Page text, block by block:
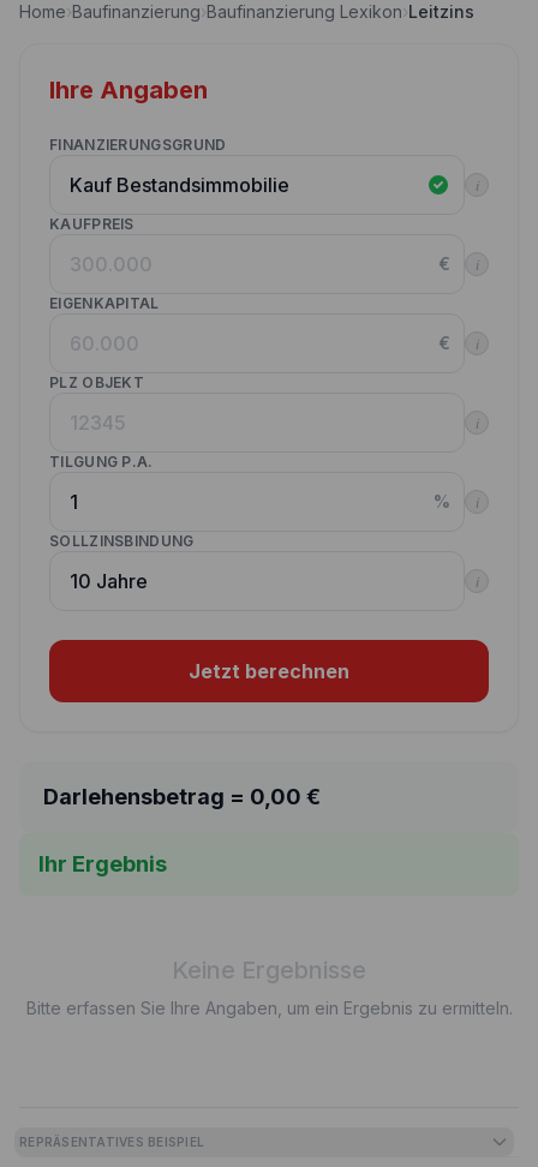
Nebenkostenrechner
Partner werden
Websitetools Baufinanzierung
Unsere Produktpartner
Kontakt
Home›Baufinanzierung›Baufinanzierung Lexikon›Leitzins
Ihre Angaben
FINANZIERUNGSGRUND
i
KAUFPREIS
€ i
EIGENKAPITAL
€ i
PLZ OBJEKT
i
TILGUNG P.A.
% i
SOLLZINSBINDUNG
i
Jetzt berechnen
Darlehensbetrag = 0,00 €
Ihr Ergebnis
Keine Ergebnisse
Bitte erfassen Sie Ihre Angaben, um ein Ergebnis zu ermitteln.
REPRÄSENTATIVES BEISPIEL